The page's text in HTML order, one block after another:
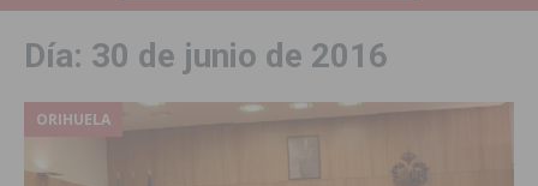
Día: 30 de junio de 2016
ORIHUELA